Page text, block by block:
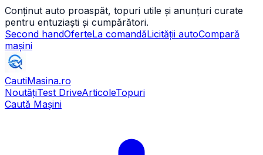
Conținut auto proaspăt, topuri utile și anunțuri curate
pentru entuziaști și cumpărători.
Second handOferteLa comandăLicității autoCompară
mașini
CautiMasina.ro
NoutățiTest DriveArticoleTopuri
Caută Mașini